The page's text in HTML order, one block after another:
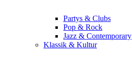
Partys & Clubs
Pop & Rock
Jazz & Contemporary
Klassik & Kultur